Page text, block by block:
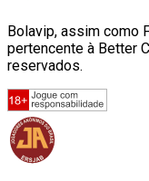
Bolavip, assim como
pertencente à Better
reservados.